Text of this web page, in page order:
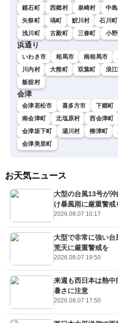
鏡石町 西郷村 泉崎村 中
矢祭町
塙町 鮫川村 石川町
浅川町
古殿町 三春町 小
浜通り
いわき市 相馬市 南相馬市
川内村
大熊町 双葉町 浪
飯舘村
会津
会津若松市 喜多方市 下郷町
南会津町
北塩原村 西会津町
会津坂下町
湯川村 柳津町
会津美里町
お天気ニュース
大型の台風13号が
け暴風雨に厳重警戒
2026.08.07 10:17
大型で非常に強い
荒天に厳重警戒を
2026.08.07 19:50
来週も西日本は熱
暑さに注意
2026.08.07 17:50